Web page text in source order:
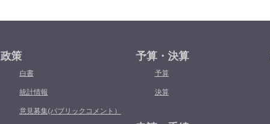
政策
白書
統計情報
意見募集(パブリックコメント）
予算・決算
予算
決算